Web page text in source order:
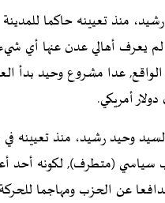
منذ تعيينه حاكما
يعرف أهالي عدن عنها أي
عدا مشروع وحيد بدأ
(متطرف), لكونه أحد
عن الحزب ومهاجما للحركة